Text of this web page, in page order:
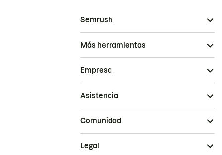
Semrush
Más herramientas
Empresa
Asistencia
Comunidad
Legal